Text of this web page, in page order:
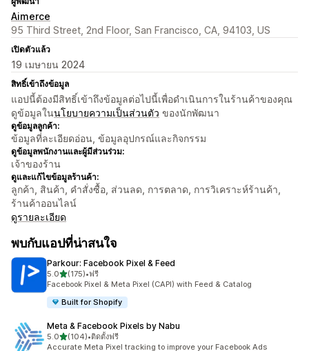
Aimerce
95 Third Street, 2nd Floor, San Francisco, CA, 94103, US
เปิดตัวแล้ว
19 เมษายน 2024
สิทธิ์เข้าถึงข้อมูล
แอปนี้ต้องมีสิทธิ์เข้าถึงข้อมูลต่อไปนี้เพื่อดำเนินการในร้านค้าของคุณ
ดูข้อมูลในนโยบายความเป็นส่วนตัว ของนักพัฒนา
ดูข้อมูลลูกค้า:
ข้อมูลที่ละเอียดอ่อน, ข้อมูลอุปกรณ์และกิจกรรม
ดูข้อมูลพนักงานและผู้มีส่วนร่วม:
เจ้าของร้าน
ดูและแก้ไขข้อมูลร้านค้า:
ลูกค้า, สินค้า, คำสั่งซื้อ, ส่วนลด, การตลาด, การวิเคราะห์ร้านค้า,
ร้านค้าออนไลน์
ดูรายละเอียด
พบกับแอปที่น่าสนใจ
Parkour: Facebook Pixel & Feed
5.0เต็ม 5 ดาว
(175)
ทั้งหมด 175 รีวิว
•ฟรี
Facebook Pixel & Meta Pixel (CAPI) with Feed & Catalog
Built for Shopify
Meta & Facebook Pixels by Nabu
5.0เต็ม 5 ดาว
(104)
ทั้งหมด 104 รีวิว
•ติดตั้งฟรี
Accurate Meta Pixel tracking to improve your Facebook Ads